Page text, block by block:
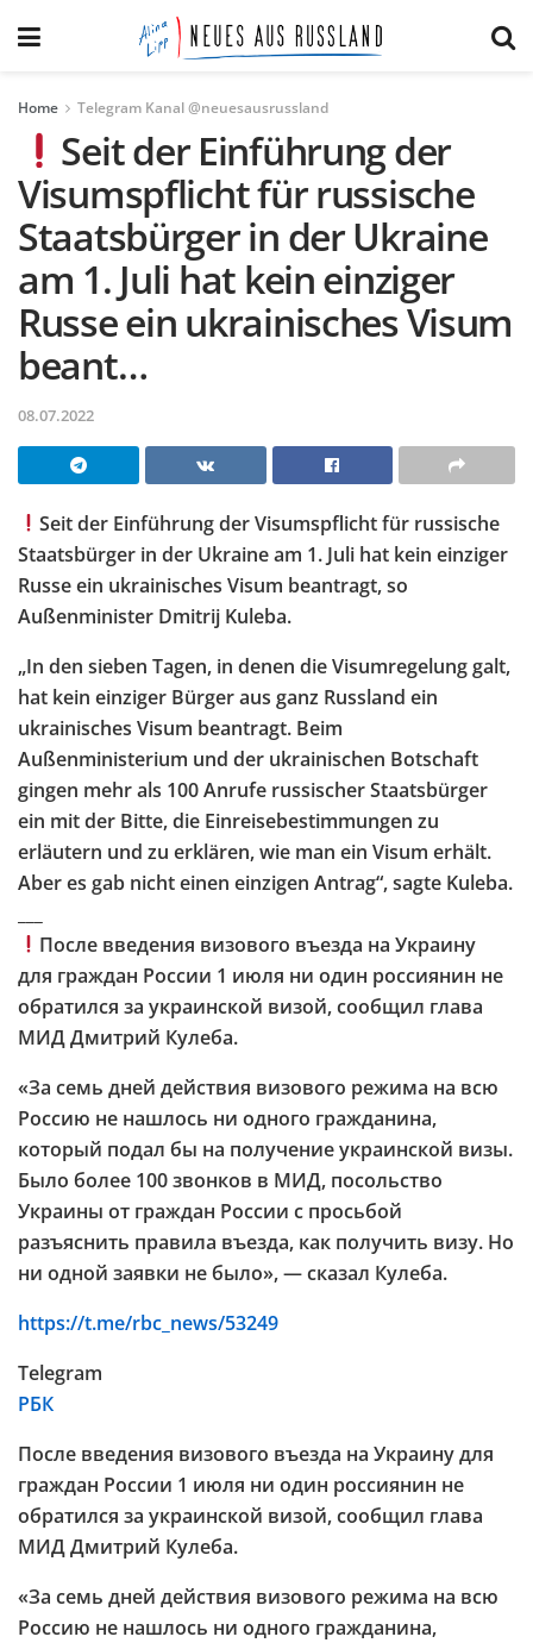
Home Telegram Kanal @neuesausrussland
Seit der Einführung der
Visumspflicht für russische
Staatsbürger in der Ukraine
am 1. Juli hat kein einziger
Russe ein ukrainisches Visum
beant…
08.07.2022
Seit der Einführung der Visumspflicht für russische
Staatsbürger in der Ukraine am 1. Juli hat kein einziger
Russe ein ukrainisches Visum beantragt, so
Außenminister Dmitrij Kuleba.
„In den sieben Tagen, in denen die Visumregelung galt,
hat kein einziger Bürger aus ganz Russland ein
ukrainisches Visum beantragt. Beim
Außenministerium und der ukrainischen Botschaft
gingen mehr als 100 Anrufe russischer Staatsbürger
ein mit der Bitte, die Einreisebestimmungen zu
erläutern und zu erklären, wie man ein Visum erhält.
Aber es gab nicht einen einzigen Antrag“, sagte Kuleba.
После введения визового въезда на Украину
для граждан России 1 июля ни один россиянин не
обратился за украинской визой, сообщил глава
МИД Дмитрий Кулеба.
«За семь дней действия визового режима на всю
Россию не нашлось ни одного гражданина,
который подал бы на получение украинской визы.
Было более 100 звонков в МИД, посольство
Украины от граждан России с просьбой
разъяснить правила въезда, как получить визу. Но
ни одной заявки не было», — сказал Кулеба.
https://t.me/rbc_news/53249
Telegram
РБК
После введения визового въезда на Украину для
граждан России 1 июля ни один россиянин не
обратился за украинской визой, сообщил глава
МИД Дмитрий Кулеба.
«За семь дней действия визового режима на всю
Россию не нашлось ни одного гражданина,